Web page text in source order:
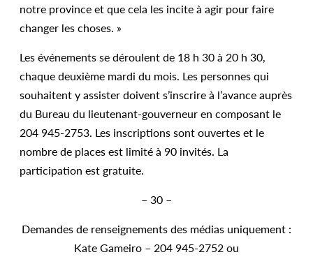
notre province et que cela les incite à agir pour faire
changer les choses. »
Les événements se déroulent de 18 h 30 à 20 h 30,
chaque deuxième mardi du mois. Les personnes qui
souhaitent y assister doivent s’inscrire à l’avance auprès
du Bureau du lieutenant-gouverneur en composant le
204 945-2753. Les inscriptions sont ouvertes et le
nombre de places est limité à 90 invités. La
participation est gratuite.
– 30 –
Demandes de renseignements des médias uniquement :
Kate Gameiro – 204 945-2752 ou